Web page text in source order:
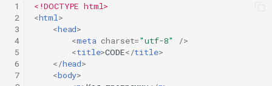
1
2
3
4
5
6
7
<!DOCTYPE html>
<html>
<head>
<meta charset="utf-8"
/>
<title>CODE</title>
</head>
<body>